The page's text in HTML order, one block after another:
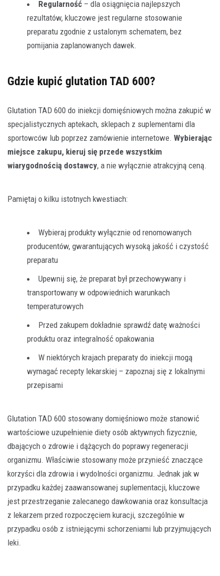
Regularność – dla osiągnięcia najlepszych
rezultatów, kluczowe jest regularne stosowanie
preparatu zgodnie z ustalonym schematem, bez
pomijania zaplanowanych dawek.
Gdzie kupić glutation TAD 600?
Glutation TAD 600 do iniekcji domięśniowych można zakupić w
specjalistycznych aptekach, sklepach z suplementami dla
sportowców lub poprzez zamówienie internetowe. Wybierając
miejsce zakupu, kieruj się przede wszystkim
wiarygodnością dostawcy, a nie wyłącznie atrakcyjną ceną.
Pamiętaj o kilku istotnych kwestiach:
Wybieraj produkty wyłącznie od renomowanych
producentów, gwarantujących wysoką jakość i czystość
preparatu
Upewnij się, że preparat był przechowywany i
transportowany w odpowiednich warunkach
temperaturowych
Przed zakupem dokładnie sprawdź datę ważności
produktu oraz integralność opakowania
W niektórych krajach preparaty do iniekcji mogą
wymagać recepty lekarskiej – zapoznaj się z lokalnymi
przepisami
Glutation TAD 600 stosowany domięśniowo może stanowić
wartościowe uzupełnienie diety osób aktywnych fizycznie,
dbających o zdrowie i dążących do poprawy regeneracji
organizmu. Właściwie stosowany może przynieść znaczące
korzyści dla zdrowia i wydolności organizmu. Jednak jak w
przypadku każdej zaawansowanej suplementacji, kluczowe
jest przestrzeganie zalecanego dawkowania oraz konsultacja
z lekarzem przed rozpoczęciem kuracji, szczególnie w
przypadku osób z istniejącymi schorzeniami lub przyjmujących
leki.